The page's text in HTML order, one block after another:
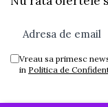
Vreau sa primesc
in Politica de